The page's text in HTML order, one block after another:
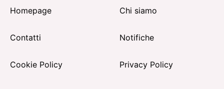
Homepage Chi siamo
Contatti Notifiche
Cookie Policy Privacy Policy